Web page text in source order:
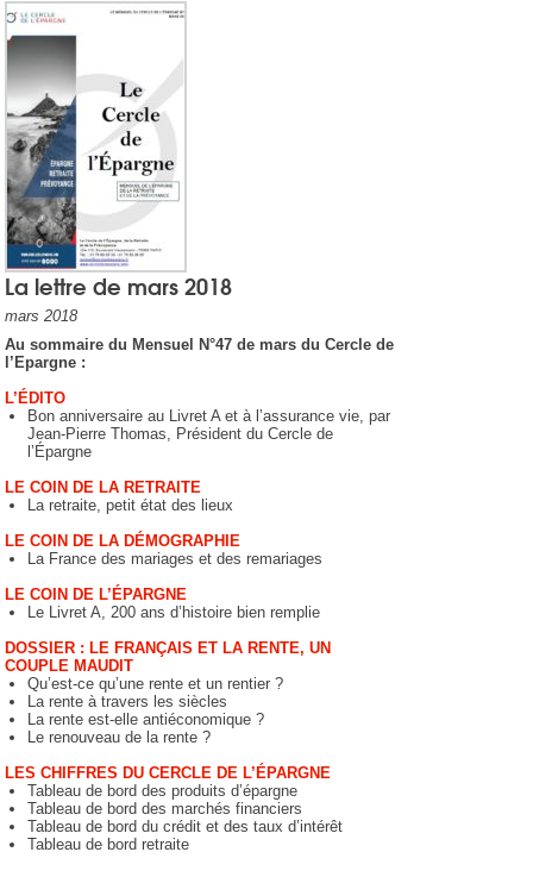
La lettre de mars 2018
mars 2018
Au sommaire du Mensuel N°47 de mars du Cercle de
l’Epargne :
L’ÉDITO
Bon anniversaire au Livret A et à l’assurance vie, par
Jean-Pierre Thomas, Président du Cercle de
l’Épargne
LE COIN DE LA RETRAITE
La retraite, petit état des lieux
LE COIN DE LA DÉMOGRAPHIE
La France des mariages et des remariages
LE COIN DE L’ÉPARGNE
Le Livret A, 200 ans d’histoire bien remplie
DOSS IER : LE FRANÇAIS ET LA RENTE, UN
COUPLE MAUDIT
Qu’est-ce qu’une rente et un rentier ?
La rente à travers les siècles
La rente est-elle antiéconomique ?
Le renouveau de la rente ?
LES CHIFFRES DU CERCLE DE L’ÉPARGNE
Tableau de bord des produits d’épargne
Tableau de bord des marchés financiers
Tableau de bord du crédit et des taux d’intérêt
Tableau de bord retraite